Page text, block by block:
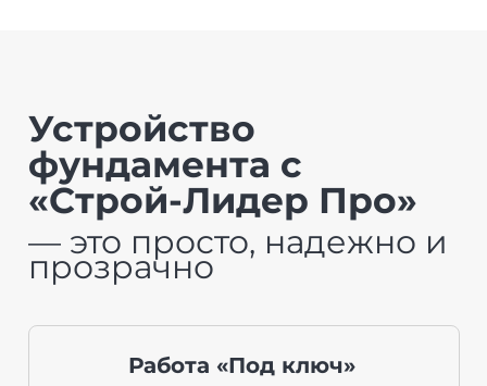
Устройство
фундамента с
«Строй-Лидер Про»
— это просто, надежно и
прозрачно
Работа «Под ключ»